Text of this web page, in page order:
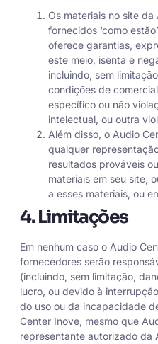
Os materiais no site
fornecidos ‘como
oferece garantias,
este meio, isenta e
incluindo, sem
condições de
específico ou não
intelectual, ou outra
Além disso, o Audio
qualquer
resultados prováveis
materiais em seu site,
a esses materiais, ou
4. Limitações
Em nenhum caso o Audio
fornecedores serão
(incluindo, sem limitação,
lucro, ou devido à
do uso ou da incapacidade
Center Inove, mesmo que
representante autorizado da